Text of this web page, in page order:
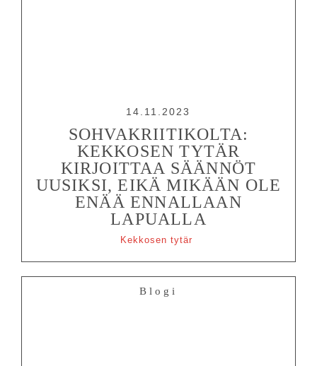
14.11.2023
SOHVAKRIITIKOLTA:
KEKKOSEN TYTÄR
KIRJOITTAA SÄÄNNÖT
UUSIKSI, EIKÄ MIKÄÄN OLE
ENÄÄ ENNALLAAN
LAPUALLA
Kekkosen tytär
Blogi